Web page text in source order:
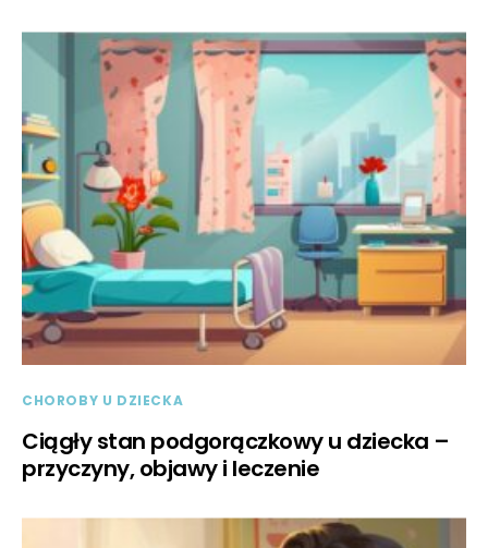
CHOROBY U DZIECKA
Ciągły stan podgorączkowy u dziecka –
przyczyny, objawy i leczenie